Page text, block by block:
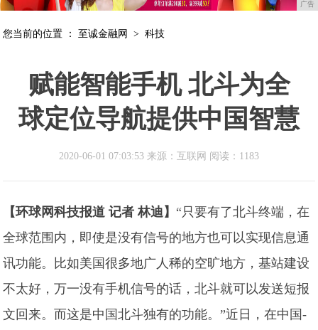
广告
您当前的位置 ： 至诚金融网 >科技
赋能智能手机 北斗为全
球定位导航提供中国智慧
2020-06-01 07:03:53 来源：互联网 阅读：1183
【环球网科技报道 记者 林迪】 “只要有了北斗终端，在
全球范围内，即使是没有信号的地方也可以实现信息通
讯功能。比如美国很多地广人稀的空旷地方，基站建设
不太好，万一没有手机信号的话，北斗就可以发送短报
文回来。而这是中国北斗独有的功能。”近日，在中国-